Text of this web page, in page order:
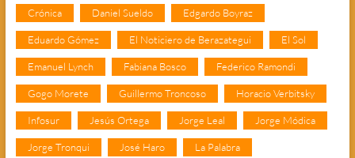
Crónica Daniel Sueldo Edgardo Boyraz
Eduardo Gómez El Noticiero de Berazategui El Sol
Emanuel Lynch Fabiana Bosco Federico Ramondi
Gogo Morete Guillermo Troncoso Horacio Verbitsky
Infosur Jesús Ortega Jorge Leal Jorge Módica
Jorge Tronqui José Haro La Palabra